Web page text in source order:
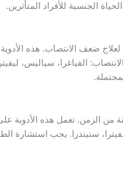
الجنسية للأفراد المتأثرين.
لعلاج ضعف الانتصاب. هذه
الفياغرا، سياليس،
من الزمن. تعمل هذه الأدوية
ستيندرا. يجب استشارة